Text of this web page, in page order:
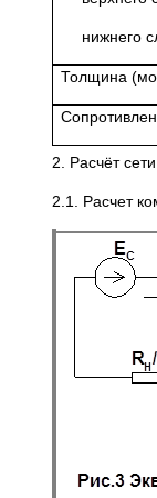
нижнего
Толщина
2. Расчёт
2.1. Расчет